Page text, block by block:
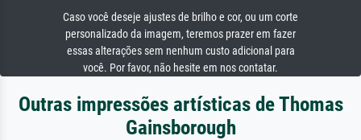
Caso você deseje ajustes de brilho e cor, ou um corte
personalizado da imagem, teremos prazer em fazer
essas alterações sem nenhum custo adicional para
você. Por favor, não hesite em nos contatar.
Outras impressões artísticas de Thomas
Gainsborough